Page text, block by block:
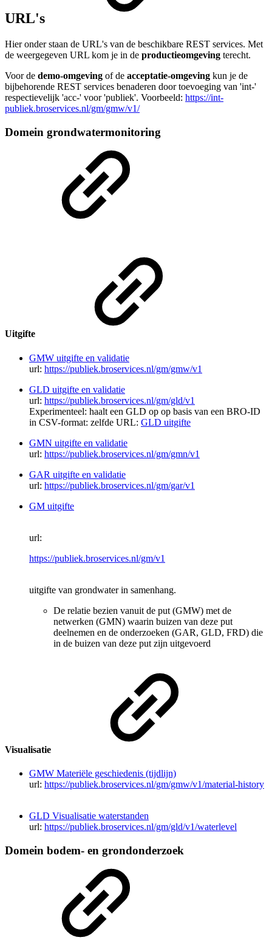
URL's
Hier onder staan de URL's van de beschikbare REST services. Met
de weergegeven URL kom je in de productieomgeving terecht.
Voor de demo-omgeving of de acceptatie-omgeving kun je de
bijbehorende REST services benaderen door toevoeging van 'int-'
respectievelijk 'acc-' voor 'publiek'. Voorbeeld: https://int-
publiek.broservices.nl/gm/gmw/v1/
Domein grondwatermonitoring
Uitgifte
GMW uitgifte en validatie
url: https://publiek.broservices.nl/gm/gmw/v1
GLD uitgifte en validatie
url: https://publiek.broservices.nl/gm/gld/v1
Experimenteel: haalt een GLD op op basis van een BRO-ID
in CSV-format: zelfde URL: GLD uitgifte
GMN uitgifte en validatie
url: https://publiek.broservices.nl/gm/gmn/v1
GAR uitgifte en validatie
url: https://publiek.broservices.nl/gm/gar/v1
GM uitgifte
url:
https://publiek.broservices.nl/gm/v1
uitgifte van grondwater in samenhang.
De relatie bezien vanuit de put (GMW) met de
netwerken (GMN) waarin buizen van deze put
deelnemen en de onderzoeken (GAR, GLD, FRD) die
in de buizen van deze put zijn uitgevoerd
Visualisatie
GMW Materiële geschiedenis (tijdlijn)
url: https://publiek.broservices.nl/gm/gmw/v1/material-history
GLD Visualisatie waterstanden
url: https://publiek.broservices.nl/gm/gld/v1/waterlevel
Domein bodem- en grondonderzoek